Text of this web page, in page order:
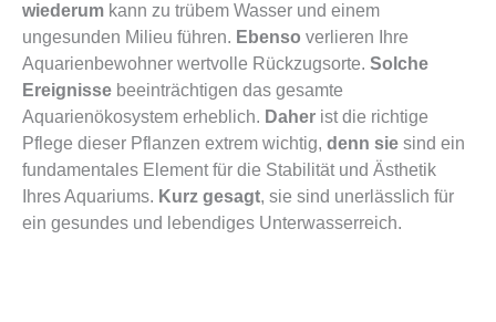
wiederum kann zu trübem Wasser und einem
ungesunden Milieu führen. Ebenso verlieren Ihre
Aquarienbewohner wertvolle Rückzugsorte. Solche
Ereignisse beeinträchtigen das gesamte
Aquarienökosystem erheblich. Daher ist die richtige
Pflege dieser Pflanzen extrem wichtig, denn sie sind ein
fundamentales Element für die Stabilität und Ästhetik
Ihres Aquariums. Kurz gesagt, sie sind unerlässlich für
ein gesundes und lebendiges Unterwasserreich.